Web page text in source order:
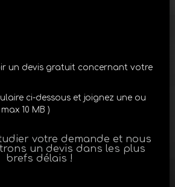
un devis gratuit concernant votre
ci-dessous et joignez une ou
10 MB )
votre demande et nous
un devis dans les plus
brefs délais !